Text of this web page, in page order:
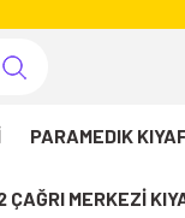
PARAMEDIK
ÇAĞRI MERKEZİ